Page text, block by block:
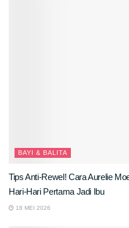
BAYI & BALITA
Tips Anti-Rewel! Cara Aurelie
Hari-Hari Pertama Jadi Ibu
18 MEI 2026